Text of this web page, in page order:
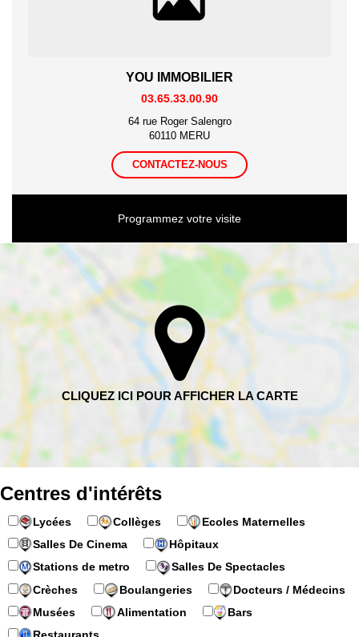
YOU IMMOBILIER
03.65.33.00.90
64 rue Roger Salengro
60110 MERU
CONTACTEZ-NOUS
Programmez votre visite
Centres d'intérêts
Lycées Collèges
Ecoles Maternelles
Salles De Cinema
Hôpitaux
Stations de metro
Salles De Spectacles
Crèches
Boulangeries
Docteurs / Médecins
Musées
Alimentation
Bars